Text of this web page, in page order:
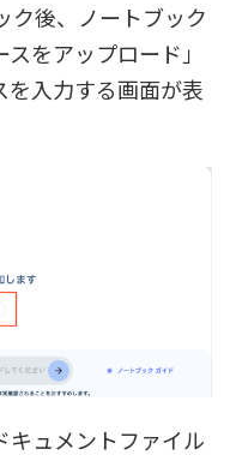
ク後、ノートブック
をアップロード」
を入力する画面が表
キュメントファイル